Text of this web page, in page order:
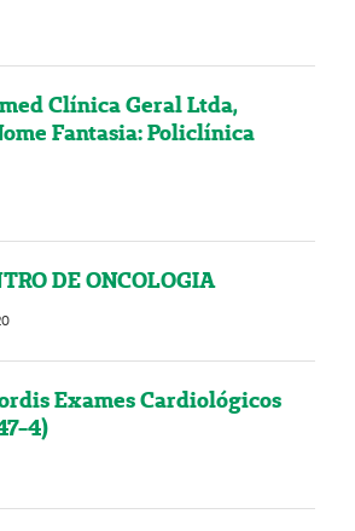
Clínica Geral Ltda,
Fantasia: Policlínica
DE ONCOLOGIA
Exames Cardiológicos
4)